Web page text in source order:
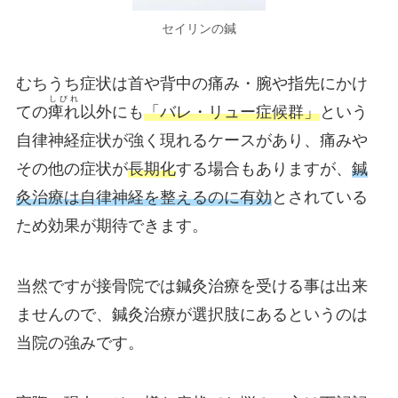
セイリンの鍼
むちうち症状は首や背中の痛み・腕や指先にかけ
ての痺れ
しびれ
以外にも「バレ・リュー症候群」という
自律神経症状が強く現れるケースがあり、痛みや
その他の症状が長期化する場合もありますが、 鍼
灸治療は自律神経を整えるのに有効とされている
ため効果が期待できます。
当然ですが接骨院では鍼灸治療を受ける事は出来
ませんので、鍼灸治療が選択肢にあるというのは
当院の強みです。